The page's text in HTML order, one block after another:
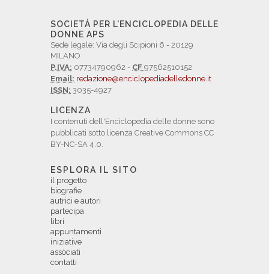
SOCIETÀ PER L'ENCICLOPEDIA DELLE
DONNE APS
Sede legale: Via degli Scipioni 6 - 20129
MILANO
P.IVA: 07734790962 - CF 97562510152
Email: redazione@enciclopediadelledonne.it
ISSN: 3035-4927
LICENZA
I contenuti dell'Enciclopedia delle donne sono
pubblicati sotto licenza Creative Commons CC
BY-NC-SA 4.0.
ESPLORA IL SITO
il progetto
biografie
autrici e autori
partecipa
libri
appuntamenti
iniziative
assòciati
contatti